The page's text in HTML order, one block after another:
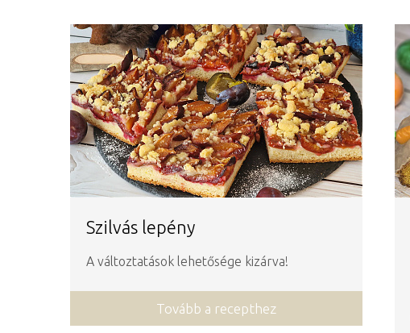
Szilvás lepény
A változtatások lehetősége kizárva!
Tovább a recepthez